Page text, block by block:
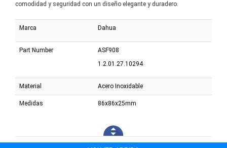
comodidad y seguridad con un diseño elegante y duradero.
Marca Dahua
Part Number
ASF908
1.2.01.27.10294
Material Acero Inoxidable
Medidas 86x86x25mm